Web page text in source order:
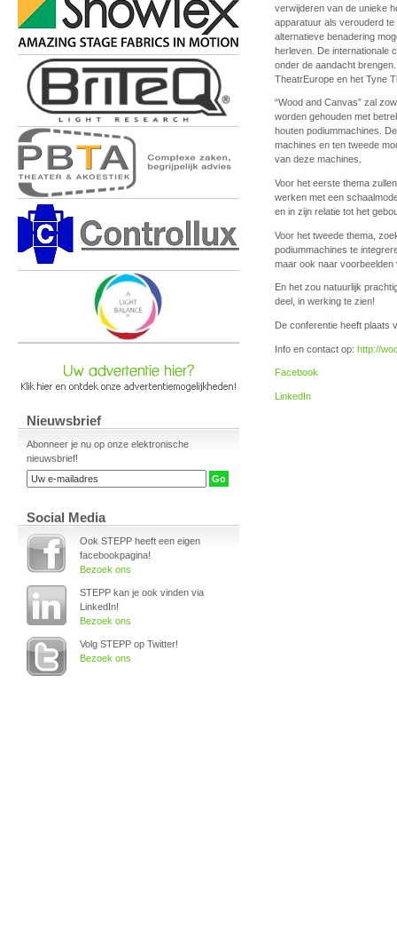
Nieuwsbrief
Abonneer je nu op onze elektronische
nieuwsbrief!
Social Media
Ook STEPP heeft een eigen
facebookpagina!
Bezoek ons
STEPP kan je ook vinden via
LinkedIn!
Bezoek ons
Volg STEPP op Twitter!
Bezoek ons
verwijderen van de unieke
apparatuur als verouderd
alternatieve benadering
herleven. De internationale
onder de aandacht
TheatrEurope en het Tyne
“Wood and Canvas” zal
worden gehouden met
houten podiummachines.
machines en ten tweede
van deze machines.
Voor het eerste thema
werken met een
en in zijn relatie tot het
Voor het tweede thema,
podiummachines te
maar ook naar
En het zou natuurlijk
deel, in werking te zien!
De conferentie heeft plaats
Info en contact op: http://
Facebook
LinkedIn